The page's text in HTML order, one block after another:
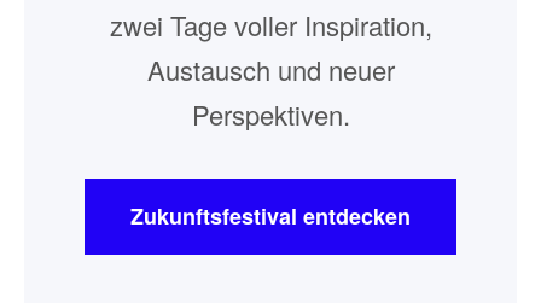
zwei Tage voller Inspiration,
Austausch und neuer
Perspektiven.
Zukunftsfestival entdecken